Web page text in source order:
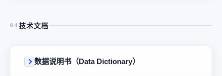
04 技术文档
数据说明书（Data Dictionary）